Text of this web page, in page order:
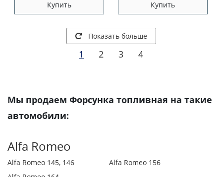
Купить Купить
Показать больше
1 2 3 4
Мы продаем Форсунка топливная на такие
автомобили:
Alfa Romeo
Alfa Romeo 145, 146
Alfa Romeo 156